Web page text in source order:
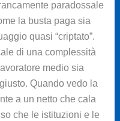
paradossale
la busta paga sia
quasi “criptato”.
di una complessità
medio sia
Quando vedo la
a un netto che cala
che le istituzioni e le